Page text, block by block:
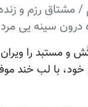
مشتاق رزم و
درون سینه یی
و مستبد را ویران
با لب خند